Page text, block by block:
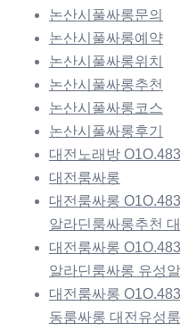
논산시풀싸롱문의
논산시풀싸롱예약
논산시풀싸롱위치
논산시풀싸롱추천
논산시풀싸롱코스
논산시풀싸롱후기
대전노래방
대전룸싸롱
대전룸싸롱
알라딘룸싸롱추천
대전룸싸롱
알라딘룸싸롱 유성
대전룸싸롱
동룸싸롱 대전유성